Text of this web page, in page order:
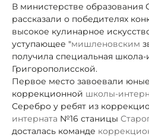
В министерстве образования
рассказали о победителях
высокое кулинарное
уступающее "мишленовским
получила специальная
Григорополисской.
Первое место завоевали юные
коррекционной школы-
Серебро у ребят из
интерната №16 станицы
досталась команде